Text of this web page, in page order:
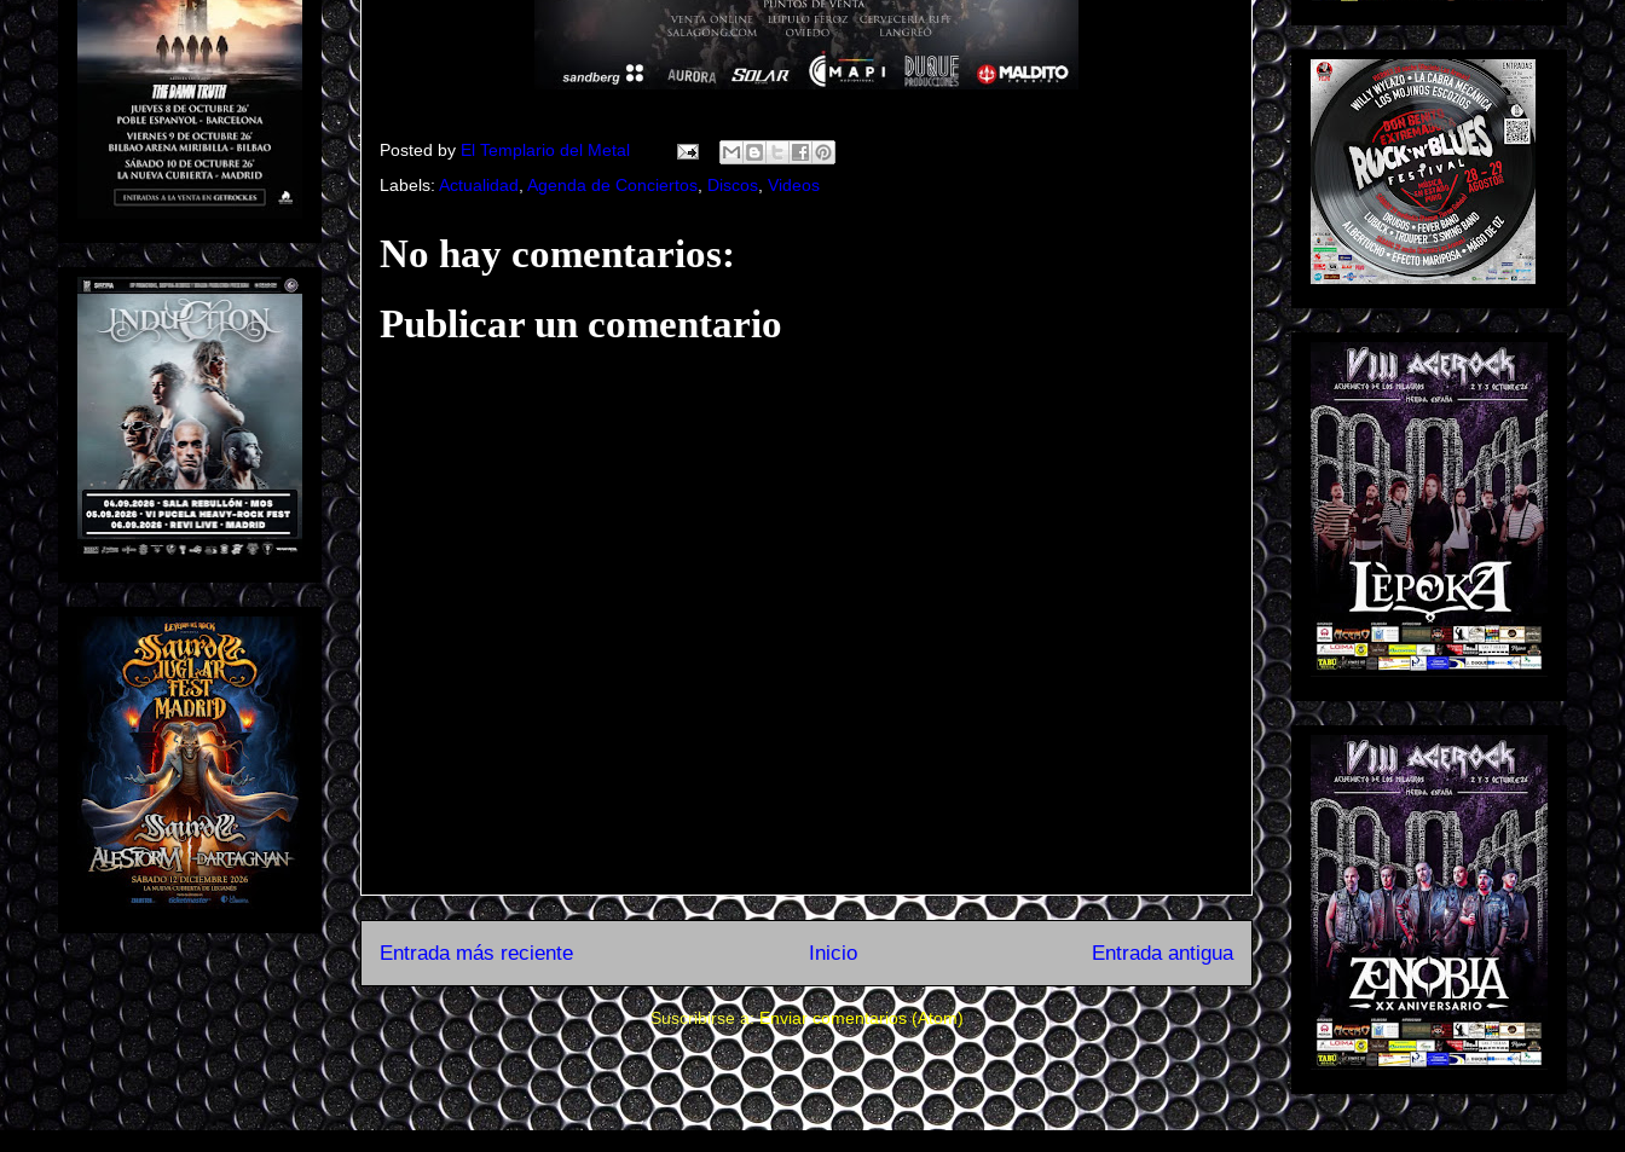
Posted by El Templario del Metal
Labels: Actualidad Agenda de Conciertos Discos Videos
No hay comentarios:
Publicar un comentario
Entrada más reciente Entrada antigua
Inicio
Suscribirse a:Enviar comentarios (Atom)